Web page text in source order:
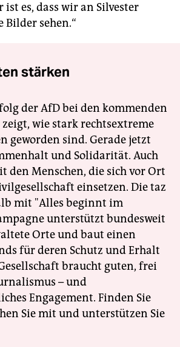
es, dass wir an Silvester
sehen.“
stärken
der AfD bei den kommenden
wie stark rechtsextreme
geworden sind. Gerade jetzt
und Solidarität. Auch
den Menschen, die sich vor Ort
einsetzen. Die taz
mit "Alles beginnt im
unterstützt bundesweit
Orte und baut einen
für deren Schutz und Erhalt
braucht guten, frei
– und
Engagement. Finden Sie
Sie mit und unterstützen Sie